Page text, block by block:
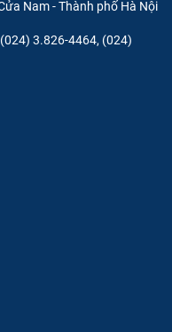
Nam - Thành phố Hà Nội
3.826-4464, (024)